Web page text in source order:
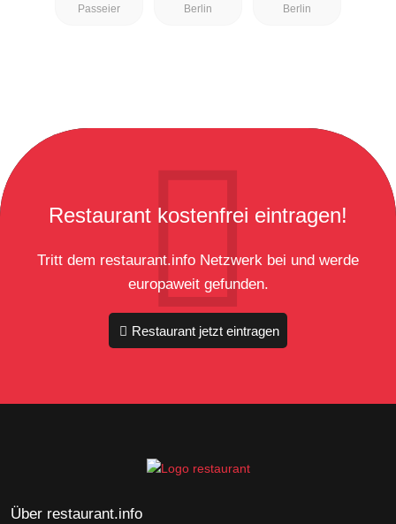
Passeier
Berlin Berlin
Restaurant kostenfrei eintragen!
Tritt dem restaurant.info Netzwerk bei und werde
europaweit gefunden.
Restaurant jetzt eintragen
Über restaurant.info